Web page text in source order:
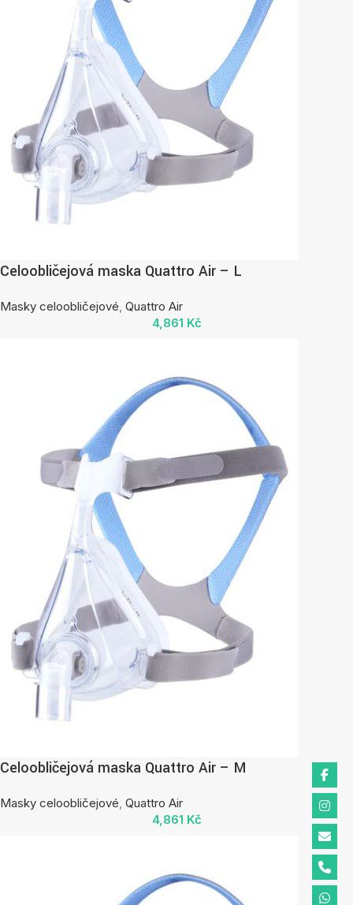
Celoobličejová maska Quattro Air – L
Masky celoobličejové, Quattro Air
4,861 Kč
Celoobličejová maska Quattro Air – M
Masky celoobličejové, Quattro Air
4,861 Kč